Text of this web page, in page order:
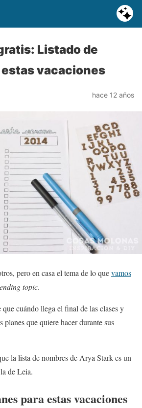
Listado de
vacaciones
hace 12 años
pero en casa el tema de lo quevamos
topic.
cuándo llega el final de las clases y
planes que quiere hacer durante sus
la lista de nombres de Arya Stark es un
de Leia.
para estas vacaciones